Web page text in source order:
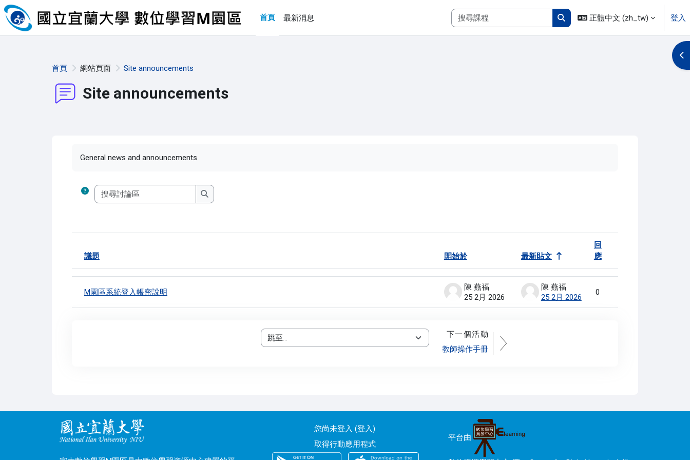
跳至主內容
首頁
最新消息
搜尋課程
搜尋課程
正體中文 ‎(zh_tw)‎ 登入
首頁 網站頁面 Site announcements
Site announcements
開
General news and announcements
搜尋討論區
搜尋討論區
狀態
議題 開始於 最新貼文
回
應
動作
M園區系統登入帳密說明
陳 燕福
25 2月 2026
陳 燕福
25 2月 2026
0
跳至...
下一個活動
教師操作手冊
您尚未登入 (登入)
取得行動應用程式
平台由